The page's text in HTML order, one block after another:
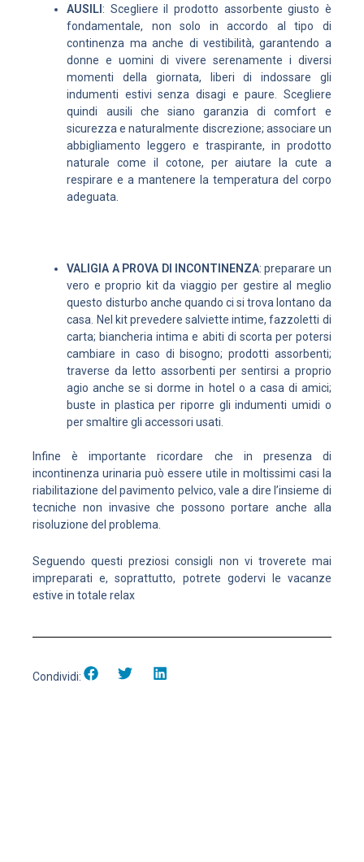
AUSILI : Scegliere il prodotto assorbente giusto è
fondamentale, non solo in accordo al tipo di
continenza ma anche di vestibilità, garantendo a
donne e uomini di vivere serenamente i diversi
momenti della giornata, liberi di indossare gli
indumenti estivi senza disagi e paure. Scegliere
quindi ausili che siano garanzia di comfort e
sicurezza e naturalmente discrezione; associare un
abbigliamento leggero e traspirante, in prodotto
naturale come il cotone, per aiutare la cute a
respirare e a mantenere la temperatura del corpo
adeguata.
VALIGIA A PROVA DI INCONTINENZA: preparare un
vero e proprio kit da viaggio per gestire al meglio
questo disturbo anche quando ci si trova lontano da
casa. Nel kit prevedere salviette intime, fazzoletti di
carta; biancheria intima e abiti di scorta per potersi
cambiare in caso di bisogno; prodotti assorbenti;
traverse da letto assorbenti per sentirsi a proprio
agio anche se si dorme in hotel o a casa di amici;
buste in plastica per riporre gli indumenti umidi o
per smaltire gli accessori usati.
Infine è importante ricordare che in presenza di
incontinenza urinaria può essere utile in moltissimi casi la
riabilitazione del pavimento pelvico, vale a dire l’insieme di
tecniche non invasive che possono portare anche alla
risoluzione del problema.
Seguendo questi preziosi consigli non vi troverete mai
impreparati e, soprattutto, potrete godervi le vacanze
estive in totale relax
Condividi: